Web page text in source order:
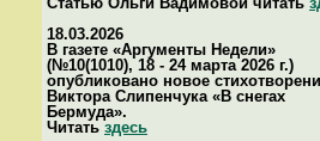
18.03.2026
В газете «Аргументы Недели»
(№10(1010), 18 - 24 марта 2026 г.)
опубликовано новое
Виктора Слипенчука «В снегах
Бермуда».
Читать здесь